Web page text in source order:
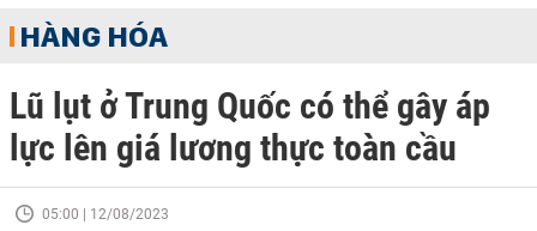
HÀNG HÓA
Lũ lụt ở Trung Quốc có thể gây áp
lực lên giá lương thực toàn cầu
05:00 | 12/08/2023